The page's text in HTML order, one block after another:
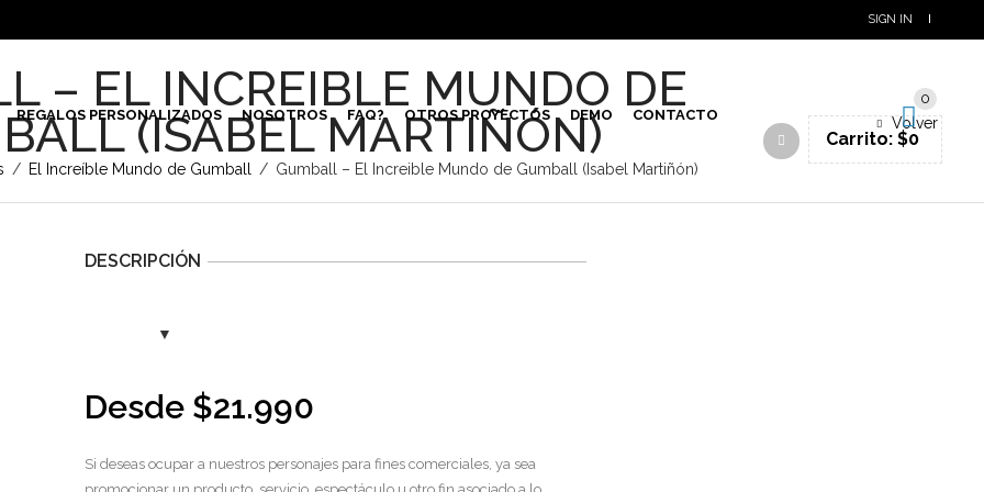
SIGN IN
REGALOS PERSONALIZADOS NOSOTROS FAQ? OTROS PROYECTOS DEMO CONTACTO
0
Carrito: $0
– EL INCREIBLE MUNDO DE
(ISABEL MARTIÑÓN)
/ El Increíble Mundo de Gumball / Gumball – El Increible Mundo de Gumball (Isabel Martiñón)
Volver
DESCRIPCIÓN
Desde $21.990
Si deseas ocupar a nuestros personajes para fines comerciales, ya sea